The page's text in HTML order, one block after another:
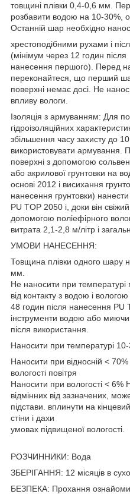
товщині плівки 0,4-0,6 мм.
розбавити водою на 10-30%,
Останній шар необхідно
хрестоподібними рухами і
(мінімум через 12 годин після
нанесення першого). Перед
переконайтеся, що перший
поверхні немає досі. Не
впливу вологи.
Ізоляція з армуванням: Для
гідроізоляційних
збільшення часу захисту до
використовувати армування.
поверхні з допомогою
або акрилової грунтовки на
основі 2012 і висихання
нанесення грунтовки)
PU TOP 2050 і, доки він
допомогою поліефірного
витрата 2,1-2,8 м/літр і
УМОВИ НАНЕСЕННЯ:
Товщина плівки одного шару
мм.
Не наносити при температурі
від контакту з водою і
48 годин після нанесення PU
інструменти водою або
після використання.
Наносити при температурі
Наносити при відносній < 70%
вологості повітря
Наносити при вологості < 6%
відмінних від зазначених,
підстави. вплинути на
стіни і дахи
умовах підвищеної вологості.
РОЗЧИННИКИ: Вода
ЗБЕРІГАННЯ: 12 місяців в
БЕЗПЕКА: Прохання